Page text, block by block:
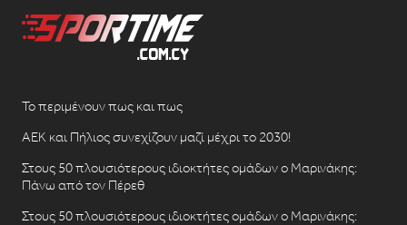
Το περιμένουν πως και πως
ΑΕΚ και Πήλιος συνεχίζουν μαζί μέχρι το 2030!
Στους 50 πλουσιότερους ιδιοκτήτες ομάδων ο Μαρινάκης:
Πάνω από τον Πέρεθ
Στους 50 πλουσιότερους ιδιοκτήτες ομάδων ο Μαρινάκης: